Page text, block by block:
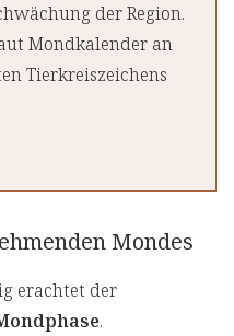
der Region.
Mondkalender an
Tierkreiszeichens
Mondes
erachtet der
.